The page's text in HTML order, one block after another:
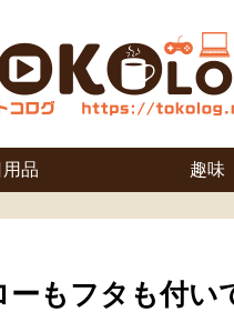
用品 趣味
もフタも付い